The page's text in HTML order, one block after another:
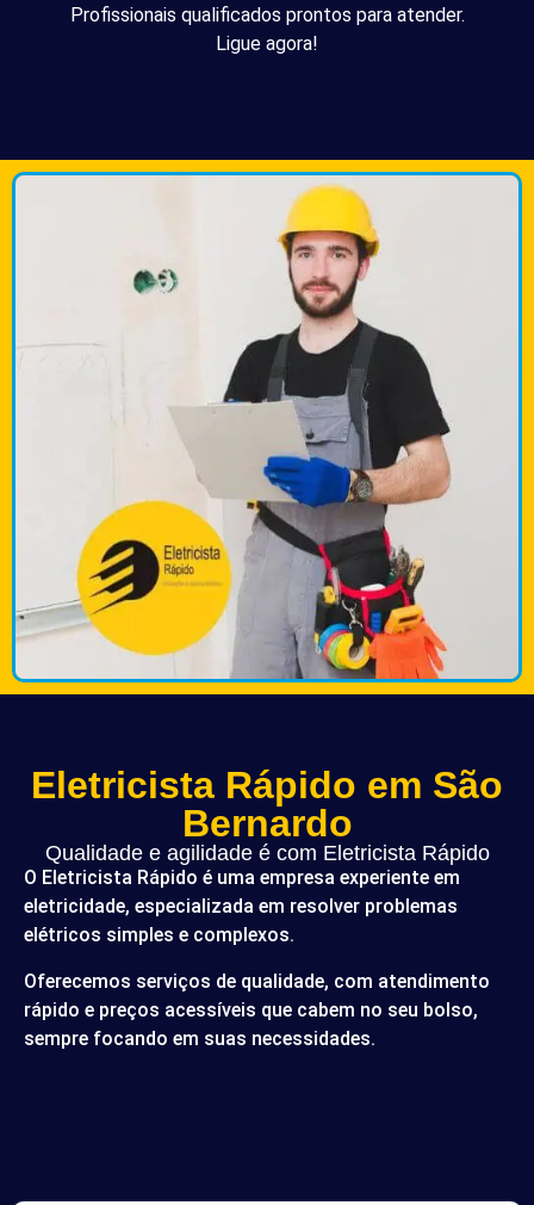
Profissionais qualificados prontos para atender.
Ligue agora!
Eletricista Rápido em São
Bernardo
Qualidade e agilidade é com Eletricista Rápido
O Eletricista Rápido é uma empresa experiente em
eletricidade, especializada em resolver problemas
elétricos simples e complexos.
Oferecemos serviços de qualidade, com atendimento
rápido e preços acessíveis que cabem no seu bolso,
sempre focando em suas necessidades.